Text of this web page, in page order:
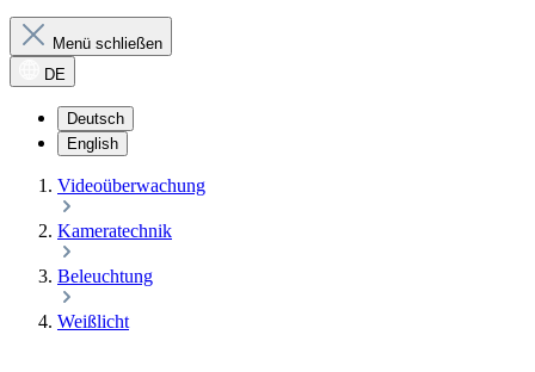
Menü schließen
DE
Deutsch
English
Videoüberwachung
Kameratechnik
Beleuchtung
Weißlicht